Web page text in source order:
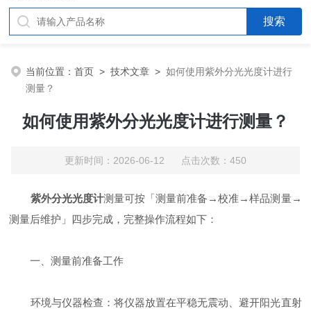
当前位置：首页 >技术文章 >如何使用紫外分光光度计进行
测量？
如何使用紫外分光光度计进行测量？
更新时间：2026-06-12 点击次数：450
紫外分光光度计测量可按「测量前准备→校准→样品测量→
测量后维护」四步完成，完整操作流程如下：‌
一、测量前准备工作
‌环境与仪器检查‌：将仪器放置在平稳无震动、避开阳光直射